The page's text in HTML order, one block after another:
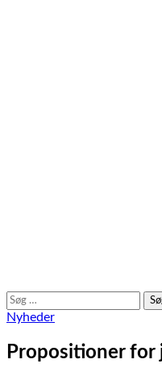
Søg
efter:
Nyheder
Propositioner for